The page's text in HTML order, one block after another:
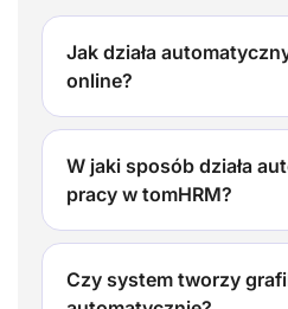
Jak działa
online?
W jaki sposób działa
pracy w tomHRM?
Czy system tworzy